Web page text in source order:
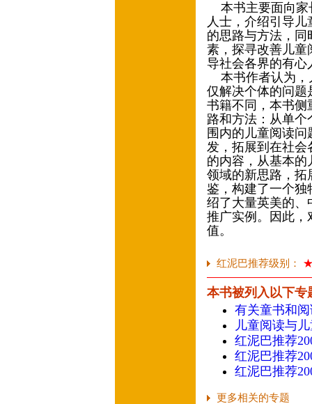
本书主要面向家
人士，介绍引导
的思路与方法，
素，探寻改善儿童
导社会各界的有
本书作者认为，
仅解决个体的问题
书籍不同，本书侧
路和方法：从单
围内的儿童阅读
发，拓展到在社会
的内容，从基本
领域的新思路，拓
鉴，构建了一个独
绍了大量英美的、
推广实例。因此，
值。
红泥巴推荐级别：
本书被列入以下专
有关童书和
儿童阅读与
红泥巴推荐
红泥巴推荐
红泥巴推荐
更多相关的专题